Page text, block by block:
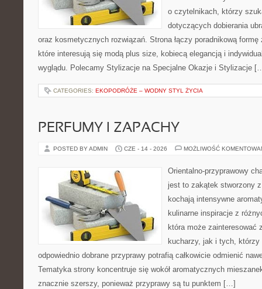
o czytelnikach, którzy
dotyczących dobierania
oraz kosmetycznych rozwiązań. Strona łączy poradnikową
które interesują się modą plus size, kobiecą elegancją i
wyglądu. Polecamy Stylizacje na Specjalne Okazje i Stylizacje
CATEGORIES: EKOPODRÓŻE – WODNY STYL ŻYCIA
PERFUMY I ZAPACHY
POSTED BY ADMIN CZE - 14 - 2026 MOŻLIWOŚĆ
Orientalno-przyprawowy
jest to zakątek stworzony
kochają intensywne
kulinarne inspiracje z
która może zainteresować
kucharzy, jak i tych, którzy
odpowiednio dobrane przyprawy potrafią całkowicie odmienić
Tematyka strony koncentruje się wokół aromatycznych
znacznie szerszy, ponieważ przyprawy są tu punktem […]